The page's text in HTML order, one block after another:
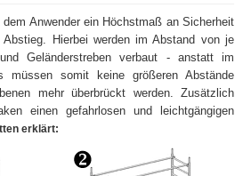
Anwender ein Höchstmaß an Sicherheit
Hierbei werden im Abstand von je
Geländerstreben verbaut - anstatt im
somit keine größeren Abstände
mehr überbrückt werden. Zusätzlich
einen gefahrlosen und leichtgängigen
erklärt: